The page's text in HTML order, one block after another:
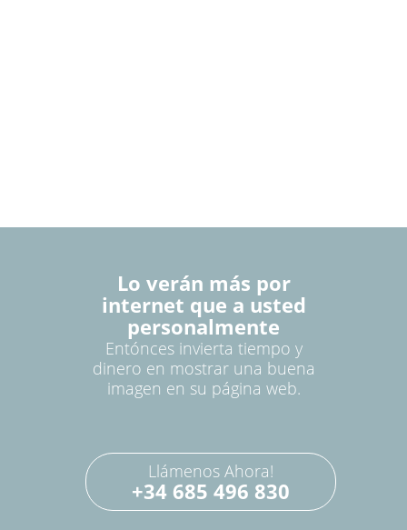
Lo verán más por
internet que a usted
personalmente
Entónces invierta tiempo y
dinero en mostrar una buena
imagen en su página web.
Llámenos Ahora!
+34 685 496 830